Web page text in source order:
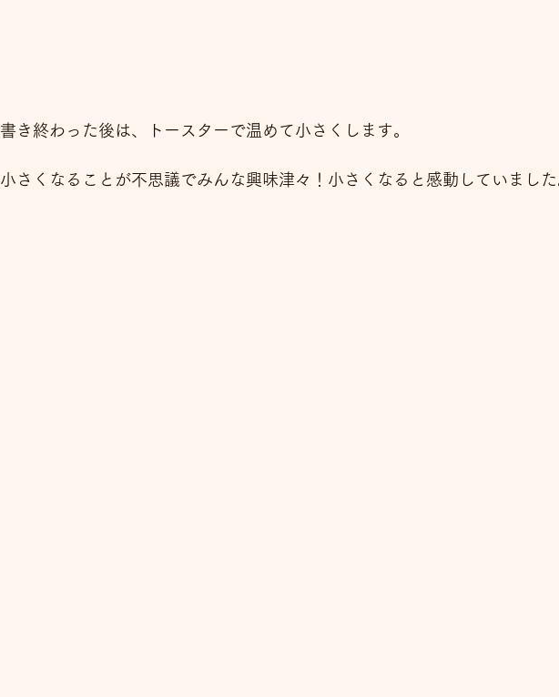
書き終わった後は、トースターで温めて小さくします。
小さくなることが不思議でみんな興味津々！小さくなると感動していまし